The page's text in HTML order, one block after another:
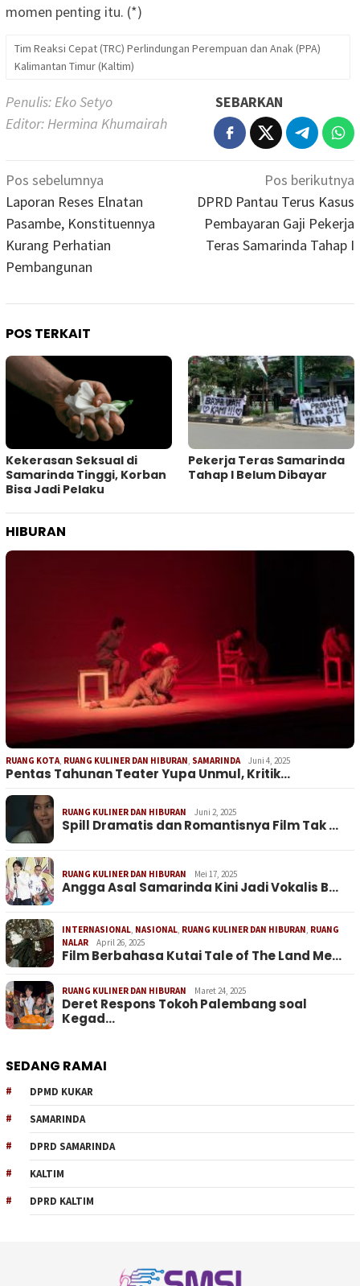
momen penting itu. (*)
Tim Reaksi Cepat (TRC) Perlindungan Perempuan dan Anak (PPA)
Kalimantan Timur (Kaltim)
Penulis: Eko Setyo
Editor: Hermina Khumairah
SEBARKAN
Navigasi
pos
Pos sebelumnya
Laporan Reses Elnatan
Pasambe, Konstituennya
Kurang Perhatian
Pembangunan
Pos berikutnya
DPRD Pantau Terus Kasus
Pembayaran Gaji Pekerja
Teras Samarinda Tahap I
POS TERKAIT
Kekerasan Seksual di
Samarinda Tinggi, Korban
Bisa Jadi Pelaku
Pekerja Teras Samarinda
Tahap I Belum Dibayar
HIBURAN
RUANG KOTA RUANG KULINER DAN HIBURAN SAMARINDA Juni 4, 2025
Pentas Tahunan Teater Yupa Unmul, Kritik…
RUANG KULINER DAN HIBURAN Juni 2, 2025
Spill Dramatis dan Romantisnya Film Tak …
RUANG KULINER DAN HIBURAN Mei 17, 2025
Angga Asal Samarinda Kini Jadi Vokalis B…
INTERNASIONAL NASIONAL RUANG KULINER DAN HIBURAN RUANG
NALAR
April 26, 2025
Film Berbahasa Kutai Tale of The Land Me…
RUANG KULINER DAN HIBURAN Maret 24, 2025
Deret Respons Tokoh Palembang soal
Kegad…
SEDANG RAMAI
DPMD KUKAR
SAMARINDA
DPRD SAMARINDA
KALTIM
DPRD KALTIM